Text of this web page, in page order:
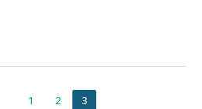
1 2 3